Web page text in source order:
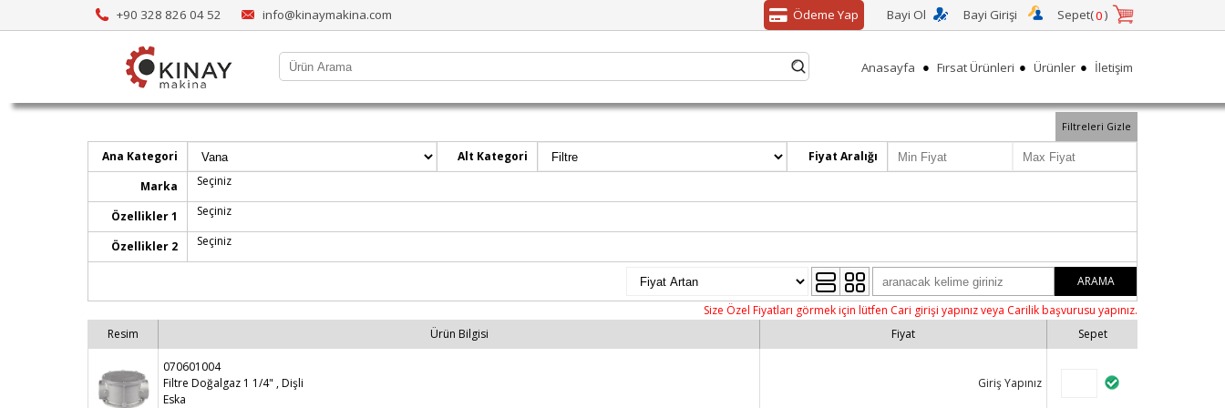
+90 328 826 04 52 info@kinaymakina.com Ödeme Yap Bayi Ol Bayi Girişi Sepet(0)
Anasayfa ● Fırsat Ürünleri ● Ürünler ● İletişim
Filtreleri Gizle
Ana Kategori Alt Kategori
Fiyat Aralığı
Marka
Seçiniz
Özellikler 1 Seçiniz
Özellikler 2 Seçiniz
ARAMA
Size Özel Fiyatları görmek için lütfen Cari girişi yapınız veya Carilik başvurusu yapınız.
Resim
Ürün Bilgisi Fiyat Sepet
070601004
Filtre Doğalgaz 1 1/4" , Dişli
Eska
Giriş Yapınız